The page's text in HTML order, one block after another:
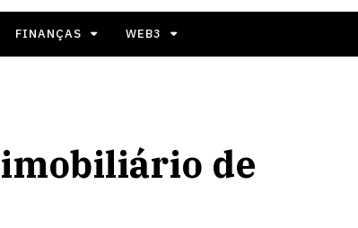
FINANÇAS WEB3
de